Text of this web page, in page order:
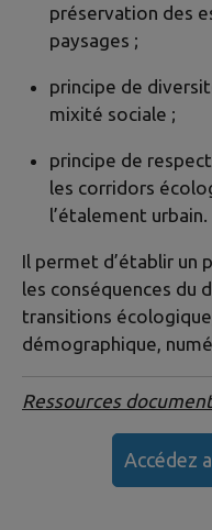
préservation des
paysages ;
principe de
mixité sociale ;
principe de
les corridors
l’étalement urbain.
Il permet d’établir un
les conséquences du
transitions
démographique,
Ressources
Accédez